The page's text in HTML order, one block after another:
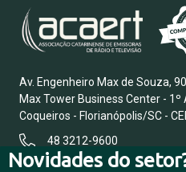
Novidades do
Av. Engenheiro Max de Souza,
Max Tower Business Center - 1º
Coqueiros - Florianópolis/SC -
48 3212-9600